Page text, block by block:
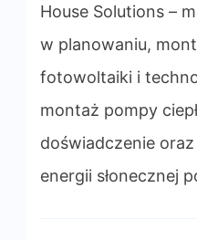
House Solutions –
w planowaniu,
fotowoltaiki i
montaż pompy
doświadczenie
energii słonecznej